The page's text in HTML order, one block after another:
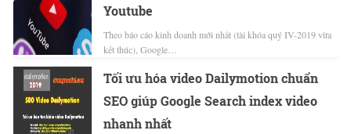
Youtube
Theo báo cáo kinh doanh mới nhất (tài khóa quý IV-2019 vừa
kết thúc), Google…
Tối ưu hóa video Dailymotion chuẩn
SEO giúp Google Search index video
nhanh nhất